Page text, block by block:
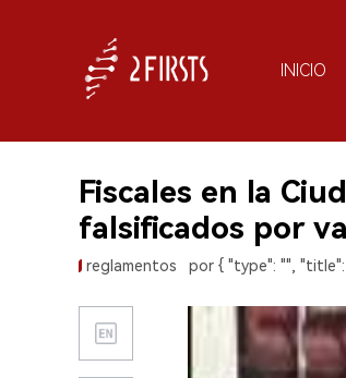
INICIO
Fiscales en la
falsificados por
reglamentos por { "type": "", "title":